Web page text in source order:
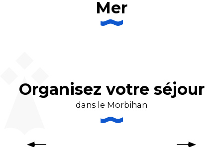
Mer
Escale balnéaire à La Trinité-sur-
Organisez votre séjour
dans le Morbihan
Météo et marées